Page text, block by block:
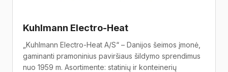
Kuhlmann Electro-Heat
„Kuhlmann Electro-Heat A/S“ – Danijos šeimos įmonė,
gaminanti pramoninius paviršiaus šildymo sprendimus
nuo 1959 m. Asortimente: statinių ir konteinerių